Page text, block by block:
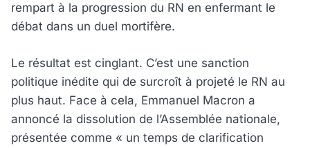
rempart à la progression du RN en enfermant le
débat dans un duel mortifère.
Le résultat est cinglant. C’est une sanction
politique inédite qui de surcroît à projeté le RN au
plus haut. Face à cela, Emmanuel Macron a
annoncé la dissolution de l’Assemblée nationale,
présentée comme « un temps de clarification